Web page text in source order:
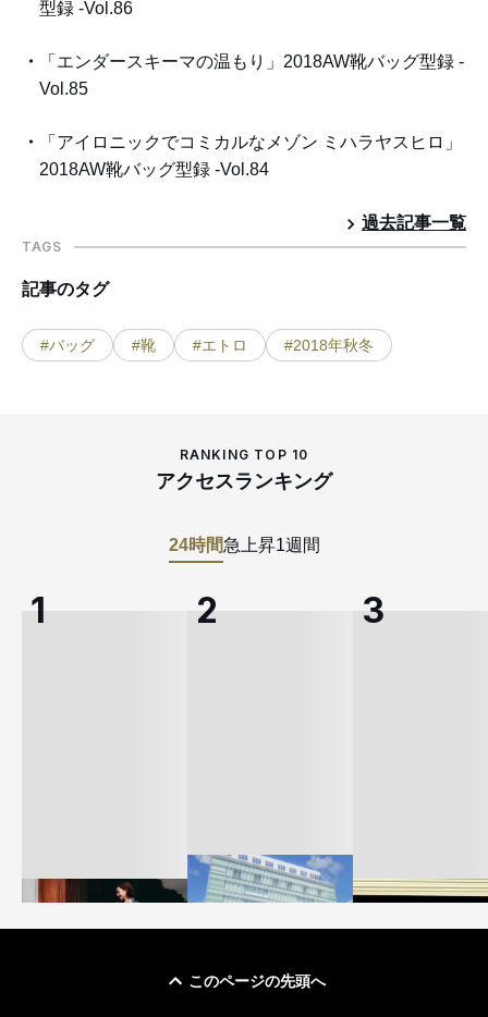
型録 -Vol.86
「エンダースキーマの温もり」2018AW靴バッグ型録 -
Vol.85
「アイロニックでコミカルなメゾン ミハラヤスヒロ」
2018AW靴バッグ型録 -Vol.84
過去記事一覧
TAGS
記事のタグ
#バッグ #靴 #エトロ #2018年秋冬
RANKING TOP 10
アクセスランキング
24時間急上昇1週間
このページの先頭へ